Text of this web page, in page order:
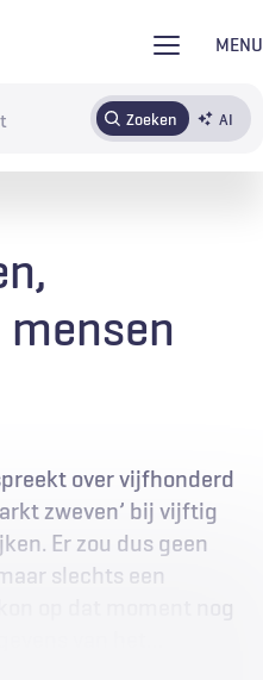
MENU
Zoeken AI
Inloggen
over vijfhonderd
zweven’ bij vijftig
Er zou dus geen
slechts een
op dat moment nog
van het…